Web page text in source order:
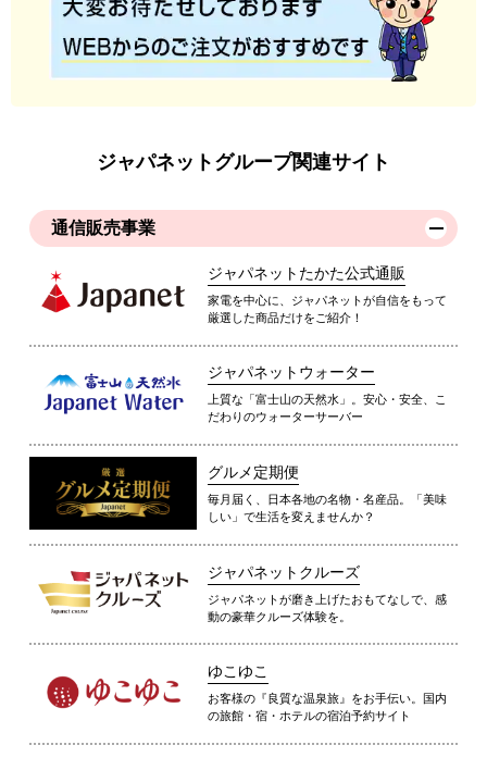
ジャパネットグループ関連サイト
通信販売事業
ジャパネットたかた公式通販
家電を中心に、ジャパネットが自信をもって
厳選した商品だけをご紹介！
ジャパネットウォーター
上質な「富士山の天然水」。安心・安全、こ
だわりのウォーターサーバー
グルメ定期便
毎月届く、日本各地の名物・名産品。「美味
しい」で生活を変えませんか？
ジャパネットクルーズ
ジャパネットが磨き上げたおもてなしで、感
動の豪華クルーズ体験を。
ゆこゆこ
お客様の『良質な温泉旅』をお手伝い。国内
の旅館・宿・ホテルの宿泊予約サイト